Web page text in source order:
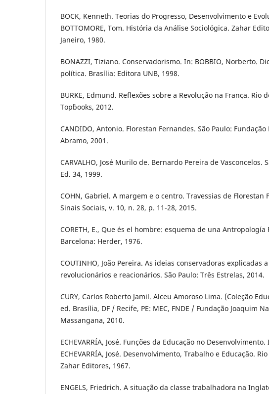
BOCK, Kenneth. Teorias do Progresso, Desenvolvimento e
BOTTOMORE, Tom. História da Análise Sociológica. Zahar
Janeiro, 1980.
BONAZZI, Tiziano. Conservadorismo. In: BOBBIO, Norberto.
política. Brasília: Editora UNB, 1998.
BURKE, Edmund. Reflexões sobre a Revolução na França. Rio
Top´books, 2012.
CANDIDO, Antonio. Florestan Fernandes. São Paulo: Fundação
Abramo, 2001.
CARVALHO, José Murilo de. Bernardo Pereira de Vasconcelos.
Ed. 34, 1999.
COHN, Gabriel. A margem e o centro. Travessias de Florestan
Sinais Sociais, v. 10, n. 28, p. 11-28, 2015.
CORETH, E., Que és el hombre: esquema de una Antropología
Barcelona: Herder, 1976.
COUTINHO, João Pereira. As ideias conservadoras explicadas a
revolucionários e reacionários. São Paulo: Três Estrelas, 2014.
CURY, Carlos Roberto Jamil. Alceu Amoroso Lima. (Coleção
ed. Brasília, DF / Recife, PE: MEC, FNDE / Fundação Joaquim
Massangana, 2010.
ECHEVARRÍA, José. Funções da Educação no Desenvolvimento.
ECHEVARRÍA, José. Desenvolvimento, Trabalho e Educação.
Zahar Editores, 1967.
ENGELS, Friedrich. A situação da classe trabalhadora na